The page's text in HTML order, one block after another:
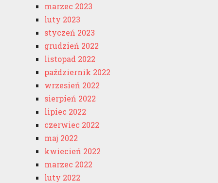
marzec 2023
luty 2023
styczeń 2023
grudzień 2022
listopad 2022
październik 2022
wrzesień 2022
sierpień 2022
lipiec 2022
czerwiec 2022
maj 2022
kwiecień 2022
marzec 2022
luty 2022